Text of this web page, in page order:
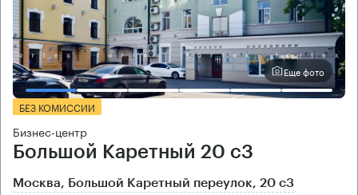
Еще фото
БЕЗ КОМИССИИ
Бизнес-центр
Большой Каретный 20 с3
Москва, Большой Каретный переулок, 20 с3